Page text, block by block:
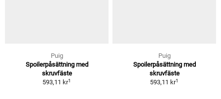
Puig
Spoilerpåsättning med
skruvfäste
593,11 kr1
Puig
Spoilerpåsättning med
skruvfäste
593,11 kr1